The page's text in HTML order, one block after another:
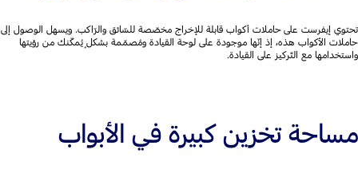
تحتوي إيفرست على حاملات أكواب قابلة للإخراج مخصّصة للسّائق والرّاكب. ويسهل الوصول إلى
حاملات الأكواب هذه، إذ إنّها موجودة على لوحة القيادة ومُصمّمة بشكلٍ يُمكّنك من رؤيتها
واستخدامها مع التّركيز على القيادة.
مساحة تخزين كبيرة في الأبواب